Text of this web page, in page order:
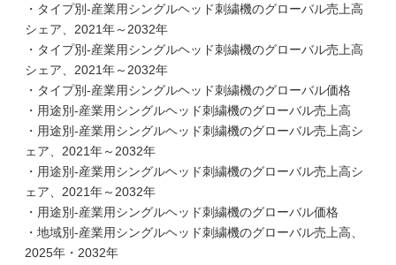
・タイプ別-産業用シングルヘッド刺繍機のグローバル売上高
シェア、2021年～2032年
・タイプ別-産業用シングルヘッド刺繍機のグローバル売上高
シェア、2021年～2032年
・タイプ別-産業用シングルヘッド刺繍機のグローバル価格
・用途別-産業用シングルヘッド刺繍機のグローバル売上高
・用途別-産業用シングルヘッド刺繍機のグローバル売上高シ
ェア、2021年～2032年
・用途別-産業用シングルヘッド刺繍機のグローバル売上高シ
ェア、2021年～2032年
・用途別-産業用シングルヘッド刺繍機のグローバル価格
・地域別-産業用シングルヘッド刺繍機のグローバル売上高、
2025年・2032年